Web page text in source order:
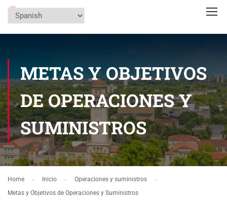
METAS Y OBJETIVOS
DE OPERACIONES Y
SUMINISTROS
Home Inicio
Operaciones y suministros
Metas y Objetivos de Operaciones y Suministros